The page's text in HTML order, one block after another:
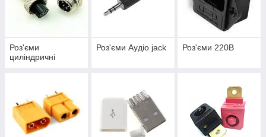
Роз'єми
циліндричні
Роз'єми Аудіо jack Роз'єми 220В